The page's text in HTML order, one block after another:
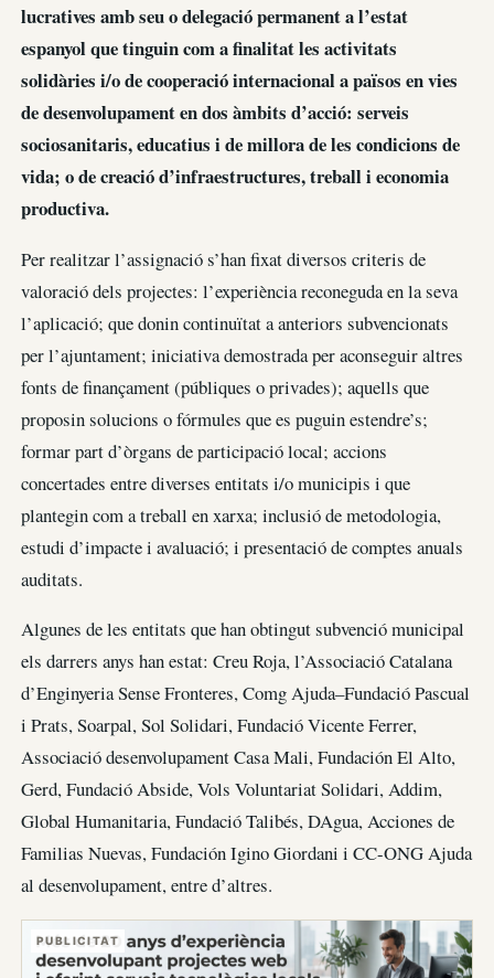
lucratives amb seu o delegació permanent a l’estat
espanyol que tinguin com a finalitat les activitats
solidàries i/o de cooperació internacional a països en vies
de desenvolupament en dos àmbits d’acció: serveis
sociosanitaris, educatius i de millora de les condicions de
vida; o de creació d’infraestructures, treball i economia
productiva.
Per realitzar l’assignació s’han fixat diversos criteris de
valoració dels projectes: l’experiència reconeguda en la seva
l’aplicació; que donin continuïtat a anteriors subvencionats
per l’ajuntament; iniciativa demostrada per aconseguir altres
fonts de finançament (públiques o privades); aquells que
proposin solucions o fórmules que es puguin estendre’s;
formar part d’òrgans de participació local; accions
concertades entre diverses entitats i/o municipis i que
plantegin com a treball en xarxa; inclusió de metodologia,
estudi d’impacte i avaluació; i presentació de comptes anuals
auditats.
Algunes de les entitats que han obtingut subvenció municipal
els darrers anys han estat: Creu Roja, l’Associació Catalana
d’Enginyeria Sense Fronteres, Comg Ajuda–Fundació Pascual
i Prats, Soarpal, Sol Solidari, Fundació Vicente Ferrer,
Associació desenvolupament Casa Mali, Fundación El Alto,
Gerd, Fundació Abside, Vols Voluntariat Solidari, Addim,
Global Humanitaria, Fundació Talibés, DAgua, Acciones de
Familias Nuevas, Fundación Igino Giordani i CC-ONG Ajuda
al desenvolupament, entre d’altres.
PUBLICITAT